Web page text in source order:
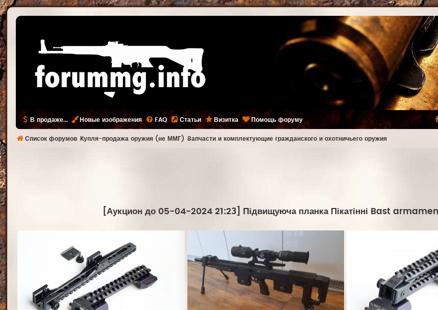
В продаже... Новые изображения FAQ Статьи Визитка Помощь форуму
Список форумов Купля-продажа оружия (не ММГ) Запчасти и комплектующие гражданского и охотничьего оружия
[Аукцион до 05-04-2024 21:23] Підвищуюча планка Пікатінні Bast